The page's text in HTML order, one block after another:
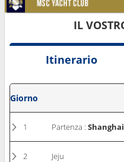
IL
Itinerario
Giorno
1 Partenza :Shanghai
2 Jeju